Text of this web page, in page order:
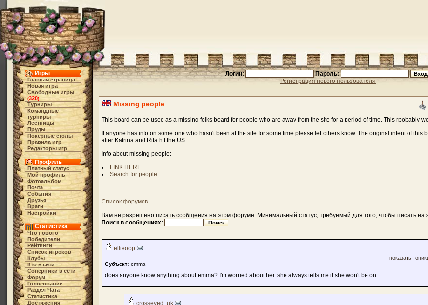
Игры
Главная страница
Новая игра
Свободные игры
(320)
Турниры
Командные
турниры
Лестницы
Пруды
Покерные столы
Правила игр
Редакторы игр
Профиль
Платный статус
Мой профиль
Фотоальбом
Почта
События
Друзья
Враги
Настройки
Статистика
Что нового
Победители
Рейтинги
Список игроков
Клубы
Кто в cети
Соперники в сети
Форум
Голосование
Раздел Чата
Статистика
Достижения
Логин:
Пароль:
Регистрация нового пользователя
Missing people
This board can be used as a missing folks board for people who are away from the site for a period of time. This rpobably
If anyone has info on some one who hasn't been at the site for some time please let others know. The original intent of this
after Katrina and Rita hit the US..
Info about missing people:
LINK HERE
Search for people
Список форумов
Вам не разрешено писать сообщения на этом форуме. Минимальный статус, требуемый для того, чтобы писать на
Поиск в сообщениях:
ellieoop
показать
Субъект: emma
does anyone know anything about emma? I'm worried about her..she always tells me if she won't be on..
crosseyed_uk